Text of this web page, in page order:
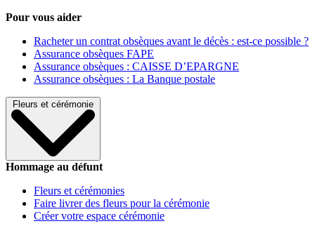
Pour vous aider
Racheter un contrat obsèques avant le décès : est-ce possible ?
Assurance obsèques FAPE
Assurance obsèques : CAISSE D’EPARGNE
Assurance obsèques : La Banque postale
Fleurs et cérémonie
Hommage au défunt
Fleurs et cérémonies
Faire livrer des fleurs pour la cérémonie
Créer votre espace cérémonie